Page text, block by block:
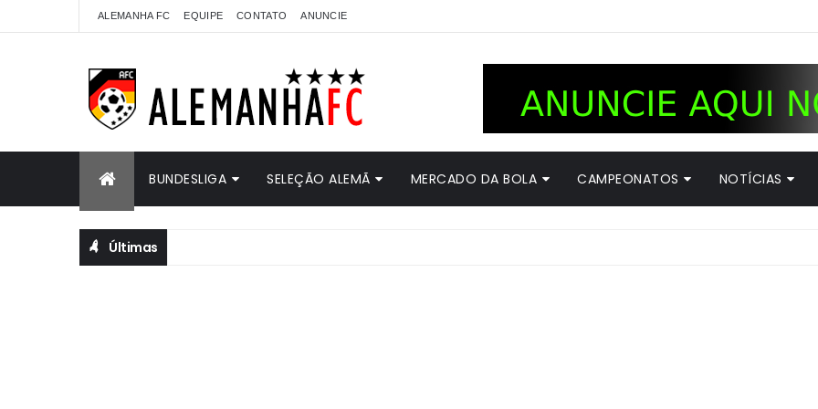
ALEMANHA FC EQUIPE CONTATO ANUNCIE
BUNDESLIGA SELEÇÃO ALEMÃ MERCADO DA BOLA CAMPEONATOS NOTÍCIAS
Últimas